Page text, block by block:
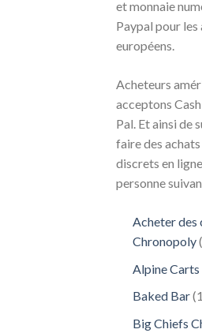
et monnaie
Paypal pour les
européens.
Acheteurs
acceptons
Pal. Et ainsi de
faire des
discrets en
personne
Acheter des
Chronopoly
Alpine Carts
Baked Bar
Big Chiefs